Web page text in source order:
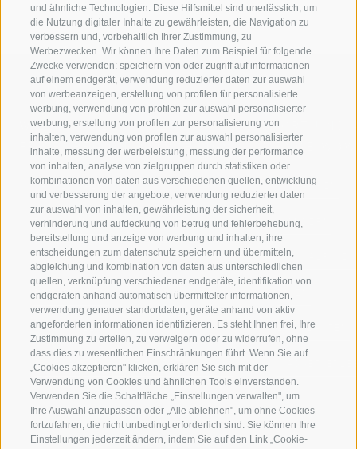
und ähnliche Technologien. Diese Hilfsmittel sind unerlässlich, um
die Nutzung digitaler Inhalte zu gewährleisten, die Navigation zu
verbessern und, vorbehaltlich Ihrer Zustimmung, zu
Werbezwecken. Wir können Ihre Daten zum Beispiel für folgende
Zwecke verwenden: speichern von oder zugriff auf informationen
auf einem endgerät, verwendung reduzierter daten zur auswahl
von werbeanzeigen, erstellung von profilen für personalisierte
werbung, verwendung von profilen zur auswahl personalisierter
werbung, erstellung von profilen zur personalisierung von
inhalten, verwendung von profilen zur auswahl personalisierter
inhalte, messung der werbeleistung, messung der performance
von inhalten, analyse von zielgruppen durch statistiken oder
kombinationen von daten aus verschiedenen quellen, entwicklung
und verbesserung der angebote, verwendung reduzierter daten
zur auswahl von inhalten, gewährleistung der sicherheit,
verhinderung und aufdeckung von betrug und fehlerbehebung,
bereitstellung und anzeige von werbung und inhalten, ihre
entscheidungen zum datenschutz speichern und übermitteln,
abgleichung und kombination von daten aus unterschiedlichen
quellen, verknüpfung verschiedener endgeräte, identifikation von
endgeräten anhand automatisch übermittelter informationen,
verwendung genauer standortdaten, geräte anhand von aktiv
angeforderten informationen identifizieren. Es steht Ihnen frei, Ihre
Zustimmung zu erteilen, zu verweigern oder zu widerrufen, ohne
dass dies zu wesentlichen Einschränkungen führt. Wenn Sie auf
„Cookies akzeptieren" klicken, erklären Sie sich mit der
Verwendung von Cookies und ähnlichen Tools einverstanden.
Verwenden Sie die Schaltfläche „Einstellungen verwalten", um
Ihre Auswahl anzupassen oder „Alle ablehnen", um ohne Cookies
fortzufahren, die nicht unbedingt erforderlich sind. Sie können Ihre
Einstellungen jederzeit ändern, indem Sie auf den Link „Cookie-
WILLKOMMEN IN DER
FERIENREGION RATSCHINGS
JAUFENTAL
RATSCHINGS
RIDNAUNTAL
BERGBAHNEN
SKISCHULE RATSCHINGS
LUISL'S SKISCHULE IN RATSCHINGS
SPORT UND
MENGE
SKIFAHREN
WANDERN
HOCHALPINE
BIKEN
LANGLAUFEN